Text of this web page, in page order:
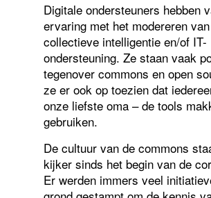
Digitale ondersteuners hebben
ervaring met het modereren
collectieve intelligentie en/of IT-
ondersteuning. Ze staan vaak
tegenover commons en open
ze er ook op toezien dat
onze liefste oma – de tools
gebruiken.
De cultuur van de commons
kijker sinds het begin van de
Er werden immers veel